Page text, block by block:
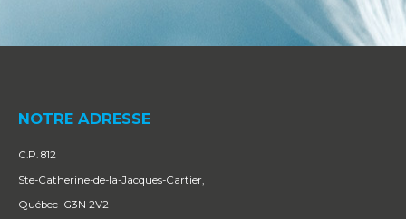
NOTRE ADRESSE
C.P. 812
Ste-Catherine-de-la-Jacques-Cartier,
Québec G3N 2V2